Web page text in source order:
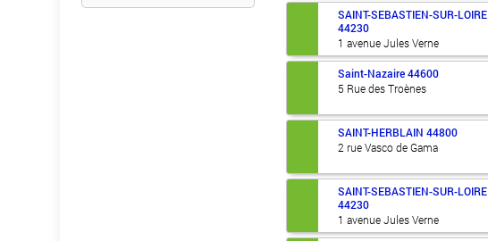
SAINT-SEBASTIEN-SUR-LOIRE
44230
1 avenue Jules Verne
Saint-Nazaire 44600
5 Rue des Troènes
SAINT-HERBLAIN 44800
2 rue Vasco de Gama
SAINT-SEBASTIEN-SUR-LOIRE
44230
1 avenue Jules Verne